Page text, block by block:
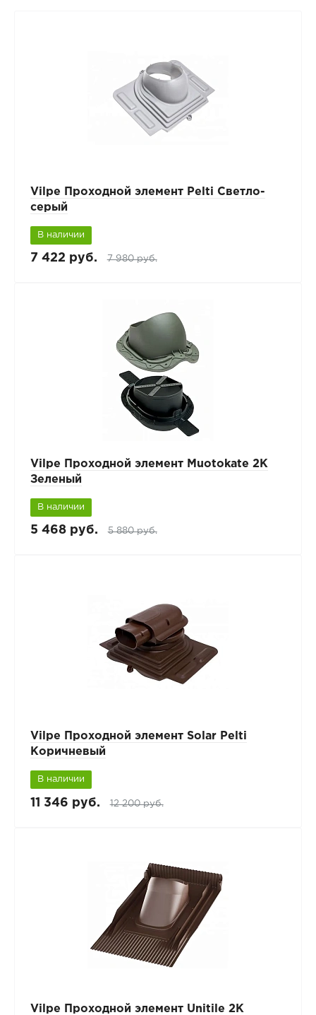
Vilpe Проходной элемент Pelti Светло-
серый
В наличии
7 422 руб. 7 980 руб.
Vilpe Проходной элемент Muotokate 2K
Зеленый
В наличии
5 468 руб. 5 880 руб.
Vilpe Проходной элемент Solar Pelti
Коричневый
В наличии
11 346 руб. 12 200 руб.
Vilpe Проходной элемент Unitile 2K